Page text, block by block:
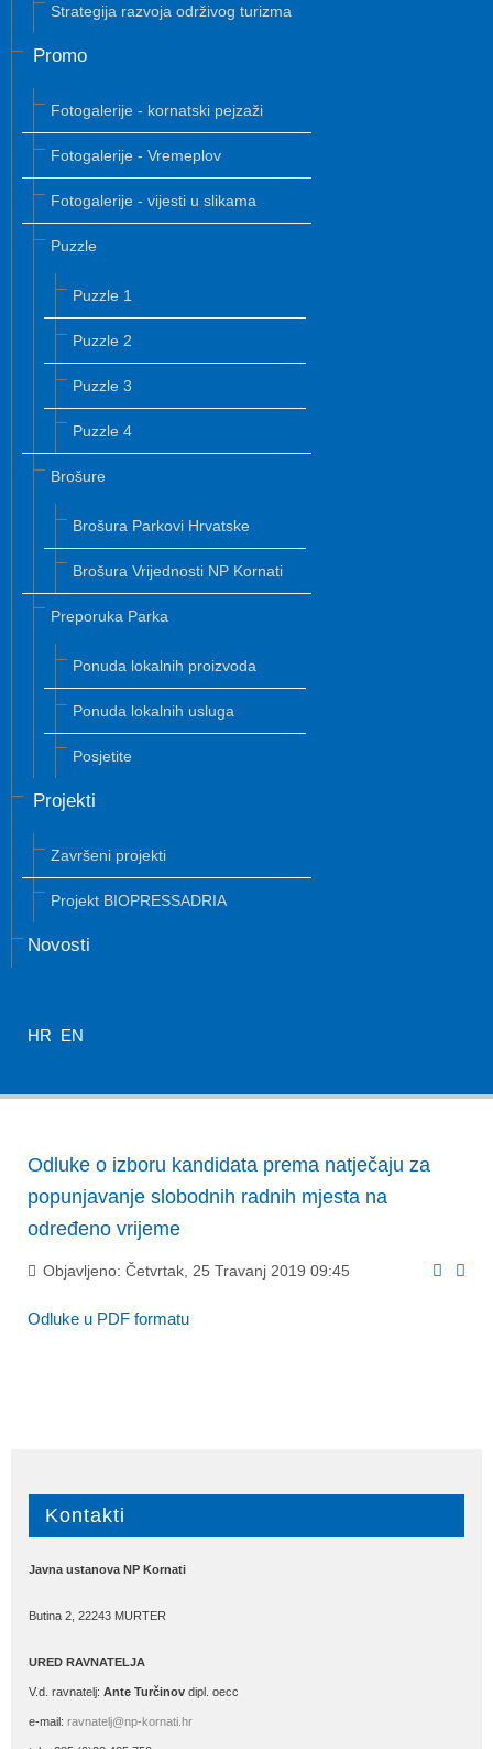
Strategija razvoja održivog turizma
Promo
Fotogalerije - kornatski pejzaži
Fotogalerije - Vremeplov
Fotogalerije - vijesti u slikama
Puzzle
Puzzle 1
Puzzle 2
Puzzle 3
Puzzle 4
Brošure
Brošura Parkovi Hrvatske
Brošura Vrijednosti NP Kornati
Preporuka Parka
Ponuda lokalnih proizvoda
Ponuda lokalnih usluga
Posjetite
Projekti
Završeni projekti
Projekt BIOPRESSADRIA
Novosti
HR EN
Odluke o izboru kandidata prema natječaju za
popunjavanje slobodnih radnih mjesta na
određeno vrijeme
Objavljeno: Četvrtak, 25 Travanj 2019 09:45
Odluke u PDF formatu
Kontakti
Javna ustanova NP Kornati
Butina 2, 22243 MURTER
URED RAVNATELJA
V.d. ravnatelj: Ante Turčinov dipl. oecc
e-mail: ravnatelj@np-kornati.hr